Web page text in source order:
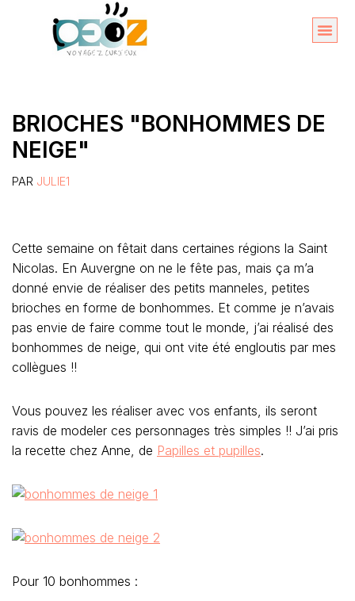
BRIOCHES "BONHOMMES DE
NEIGE"
PAR JULIE1
Cette semaine on fêtait dans certaines régions la Saint
Nicolas. En Auvergne on ne le fête pas, mais ça m’a
donné envie de réaliser des petits manneles, petites
brioches en forme de bonhommes. Et comme je n’avais
pas envie de faire comme tout le monde, j’ai réalisé des
bonhommes de neige, qui ont vite été engloutis par mes
collègues !!
Vous pouvez les réaliser avec vos enfants, ils seront
ravis de modeler ces personnages très simples !! J’ai pris
la recette chez Anne, de Papilles et pupilles.
Pour 10 bonhommes :